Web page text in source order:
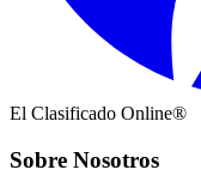
El Clasificado Online®
Sobre Nosotros